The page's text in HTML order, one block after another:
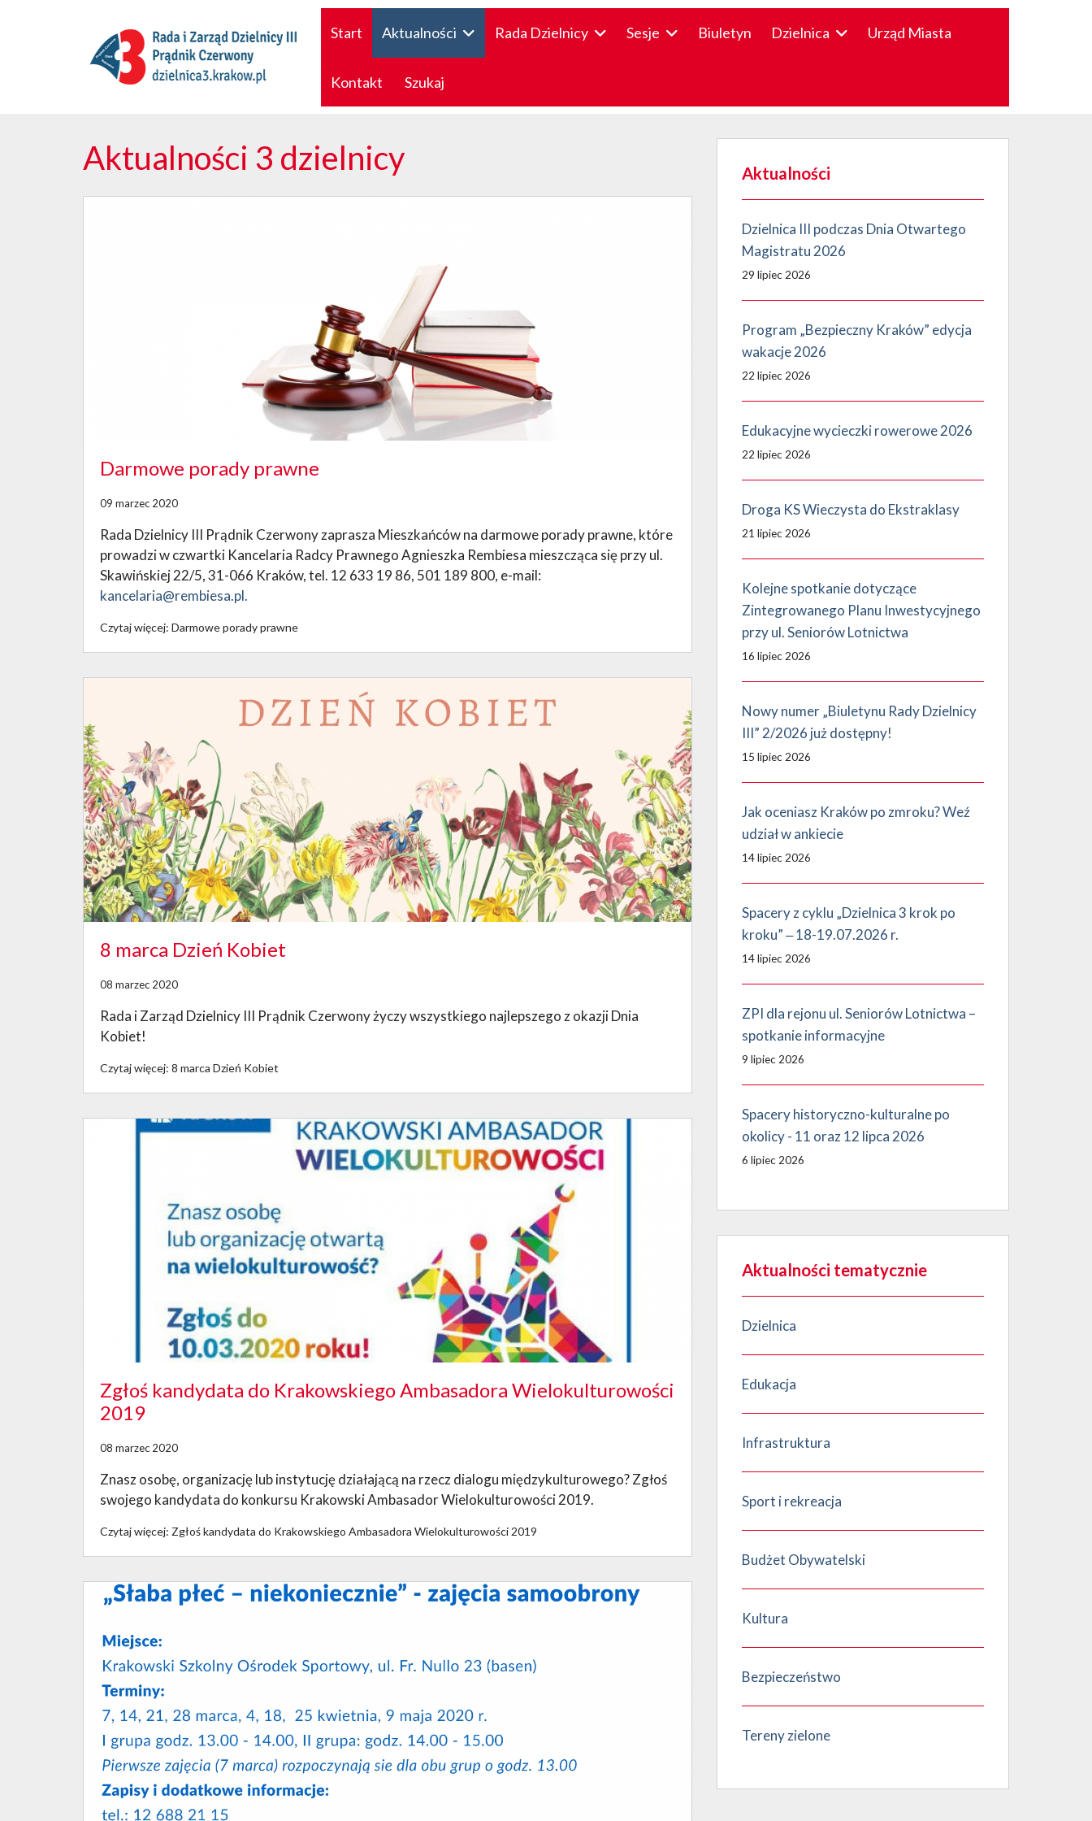
Start Aktualności Rada Dzielnicy Sesje Biuletyn Dzielnica Urząd Miasta
Kontakt Szukaj
Aktualności 3 dzielnicy
Darmowe porady prawne
09 marzec 2020
Rada Dzielnicy III Prądnik Czerwony zaprasza Mieszkańców na darmowe porady prawne, które
prowadzi w czwartki Kancelaria Radcy Prawnego Agnieszka Rembiesa mieszcząca się przy ul.
Skawińskiej 22/5, 31-066 Kraków, tel. 12 633 19 86, 501 189 800, e-mail:
kancelaria@rembiesa.pl.
Czytaj więcej: Darmowe porady prawne
8 marca Dzień Kobiet
08 marzec 2020
Rada i Zarząd Dzielnicy III Prądnik Czerwony życzy wszystkiego najlepszego z okazji Dnia
Kobiet!
Czytaj więcej: 8 marca Dzień Kobiet
Zgłoś kandydata do Krakowskiego Ambasadora Wielokulturowości
2019
08 marzec 2020
Znasz osobę, organizację lub instytucję działającą na rzecz dialogu międzykulturowego? Zgłoś
swojego kandydata do konkursu Krakowski Ambasador Wielokulturowości 2019.
Czytaj więcej: Zgłoś kandydata do Krakowskiego Ambasadora Wielokulturowości 2019
Aktualności
Dzielnica III podczas Dnia Otwartego
Magistratu 2026
29 lipiec 2026
Program „Bezpieczny Kraków” edycja
wakacje 2026
22 lipiec 2026
Edukacyjne wycieczki rowerowe 2026
22 lipiec 2026
Droga KS Wieczysta do Ekstraklasy
21 lipiec 2026
Kolejne spotkanie dotyczące
Zintegrowanego Planu Inwestycyjnego
przy ul. Seniorów Lotnictwa
16 lipiec 2026
Nowy numer „Biuletynu Rady Dzielnicy
III” 2/2026 już dostępny!
15 lipiec 2026
Jak oceniasz Kraków po zmroku? Weź
udział w ankiecie
14 lipiec 2026
Spacery z cyklu „Dzielnica 3 krok po
kroku” ‒ 18-19.07.2026 r.
14 lipiec 2026
ZPI dla rejonu ul. Seniorów Lotnictwa –
spotkanie informacyjne
9 lipiec 2026
Spacery historyczno-kulturalne po
okolicy - 11 oraz 12 lipca 2026
6 lipiec 2026
Aktualności tematycznie
Dzielnica
Edukacja
Infrastruktura
Sport i rekreacja
Budżet Obywatelski
Kultura
Bezpieczeństwo
Tereny zielone